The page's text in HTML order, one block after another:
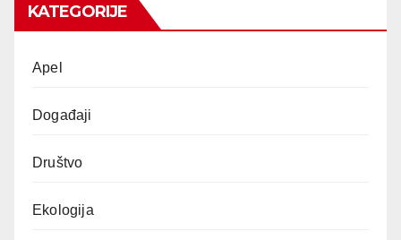
KATEGORIJE
Apel
Događaji
Društvo
Ekologija